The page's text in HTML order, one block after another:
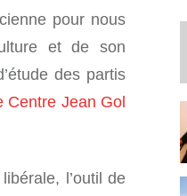
pour nous
et de son
des partis
Centre Jean Gol
l’outil de